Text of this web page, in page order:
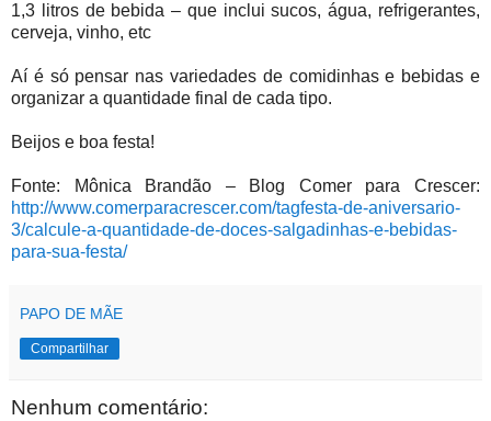
1,3 litros de bebida – que inclui sucos, água, refrigerantes,
cerveja, vinho, etc
Aí é só pensar nas variedades de comidinhas e bebidas e
organizar a quantidade final de cada tipo.
Beijos e boa festa!
Fonte: Mônica Brandão – Blog Comer para Crescer:
http://www.comerparacrescer.com/tagfesta-de-aniversario-
3/calcule-a-quantidade-de-doces-salgadinhas-e-bebidas-
para-sua-festa/
PAPO DE MÃE
Compartilhar
Nenhum comentário: